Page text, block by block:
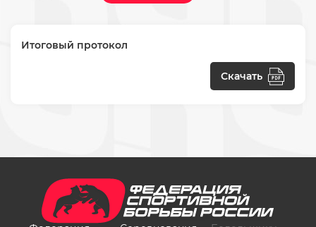
Итоговый протокол
Скачать